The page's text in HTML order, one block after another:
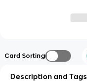
Card Sorting
Description and Tags